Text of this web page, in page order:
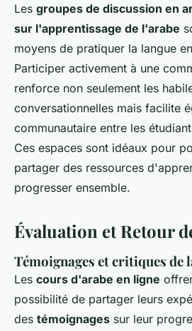
Les groupes de discussion en
sur l'apprentissage de l'arabe
moyens de pratiquer la langue
Participer activement à une
renforce non seulement les
conversationnelles mais facilite
communautaire entre les
Ces espaces sont idéaux pour
partager des ressources
progresser ensemble.
Évaluation et Retour
Témoignages et critiques de
Les cours d'arabe en ligne
possibilité de partager leurs
des témoignages sur leur